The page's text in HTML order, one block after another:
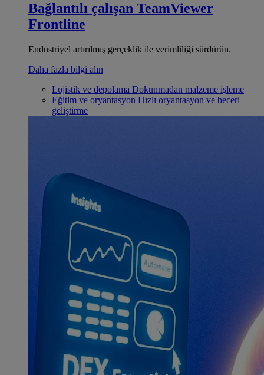
Bağlantılı çalışan TeamViewer
Frontline
Endüstriyel artırılmış gerçeklik ile verimliliği sürdürün.
Daha fazla bilgi alın
Lojistik ve depolama Dokunmadan malzeme işleme
Eğitim ve oryantasyon Hızlı oryantasyon ve beceri
geliştirme